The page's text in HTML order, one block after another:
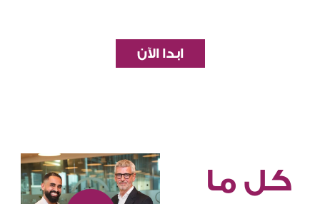
ابدا الآن
كل ما